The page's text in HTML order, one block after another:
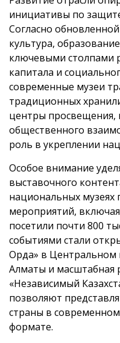
инициативы по
Согласно
культура,
ключевыми столпами
капитала и
современные музеи
традиционных
центры просвещения,
общественного
роль в укреплении
Особое внимание
выставочного
национальных музеях
мероприятий,
посетили почти 800
событиями стали
Орда» в Центральном
Алматы и масштабная
«Независимый
позволяют
страны в
формате.